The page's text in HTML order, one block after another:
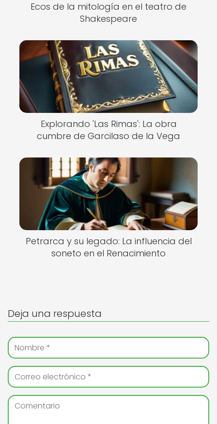
Ecos de la mitología en el teatro de
Shakespeare
Explorando 'Las Rimas': La obra
cumbre de Garcilaso de la Vega
Petrarca y su legado: La influencia del
soneto en el Renacimiento
Deja una respuesta